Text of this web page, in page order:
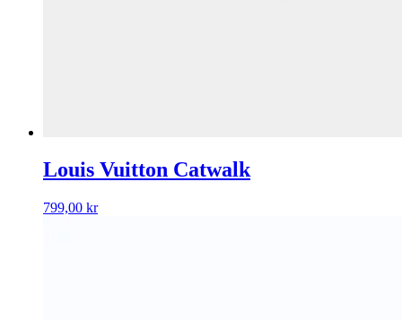
Louis Vuitton Catwalk
799,00 kr